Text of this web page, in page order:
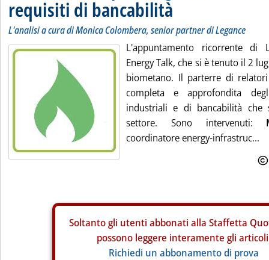
requisiti di bancabilità
L'analisi a cura di Monica Colombera, senior partner di Legance
L'appuntamento ricorrente di
Energy Talk, che si è tenuto il 2
biometano. Il parterre di
completa e approfondita
industriali e di bancabilità
settore. Sono intervenuti:
coordinatore energy-infrastruc...
Soltanto gli utenti abbonati alla Staffetta
possono leggere interamente gli
Richiedi un abbonamento di prova